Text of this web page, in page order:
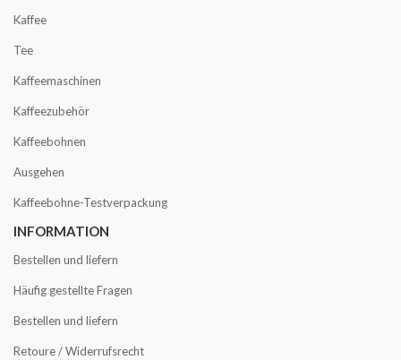
Kaffee
Tee
Kaffeemaschinen
Kaffeezubehör
Kaffeebohnen
Ausgehen
Kaffeebohne-Testverpackung
INFORMATION
Bestellen und liefern
Häufig gestellte Fragen
Bestellen und liefern
Retoure / Widerrufsrecht